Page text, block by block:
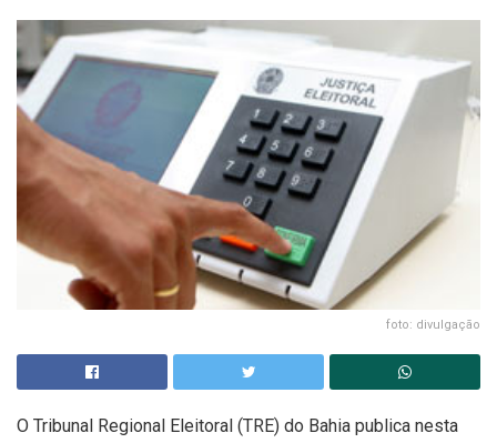
foto: divulgação
O Tribunal Regional Eleitoral (TRE) do Bahia publica nesta